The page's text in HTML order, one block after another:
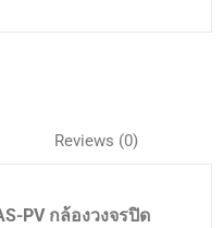
Reviews (0)
PV กล้องวงจรปิด